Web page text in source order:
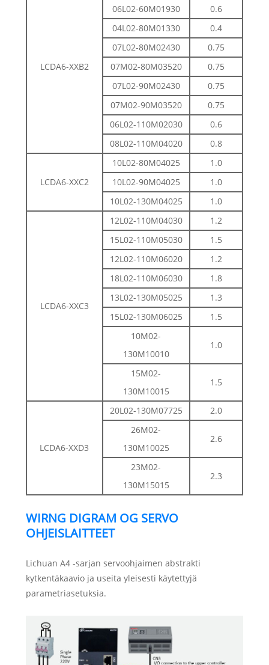
LCDA6-XXB2
06L02-60M01930
0.6
04L02-80M01330
0.4
07L02-80M02430
0.75
07M02-80M03520
0.75
07L02-90M02430
0.75
07M02-90M03520
0.75
06L02-110M02030
0.6
08L02-110M04020
0.8
LCDA6-XXC2
10L02-80M04025
1.0
10L02-90M04025
1.0
10L02-130M04025
1.0
LCDA6-XXC3
12L02-110M04030
1.2
15L02-110M05030
1.5
12L02-110M06020
1.2
18L02-110M06030
1.8
13L02-130M05025
1.3
15L02-130M06025
1.5
10M02-
130M10010
1.0
15M02-
130M10015
1.5
LCDA6-XXD3
20L02-130M07725
2.0
26M02-
130M10025
2.6
23M02-
130M15015
2.3
WIRNG DIGRAM OG SERVO
OHJEISLAITTEET
Lichuan A4 -sarjan servoohjaimen abstrakti
kytkentäkaavio ja useita yleisesti käytettyjä
parametriasetuksia.